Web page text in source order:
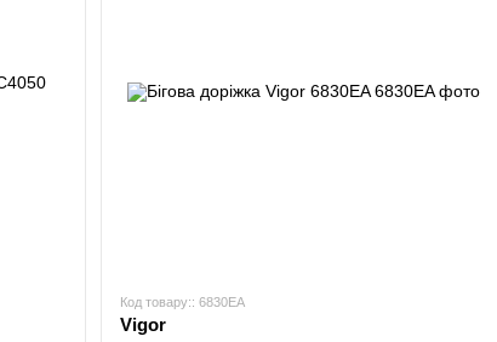
Код товару:: 6830EA
Vigor